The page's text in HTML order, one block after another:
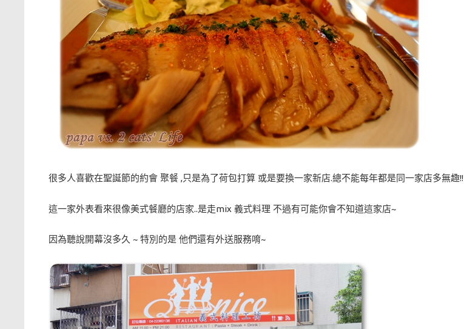
很多人喜歡在聖誕節的約會 聚餐 ,只是為了荷包打算 或是要換一家新店.總不能每年都是同一家店多無趣!!
這一家外表看來很像美式餐廳的店家..是走mix 義式料理 不過有可能你會不知道這家店~
因為聽說開幕沒多久 ~ 特別的是 他們還有外送服務唷~